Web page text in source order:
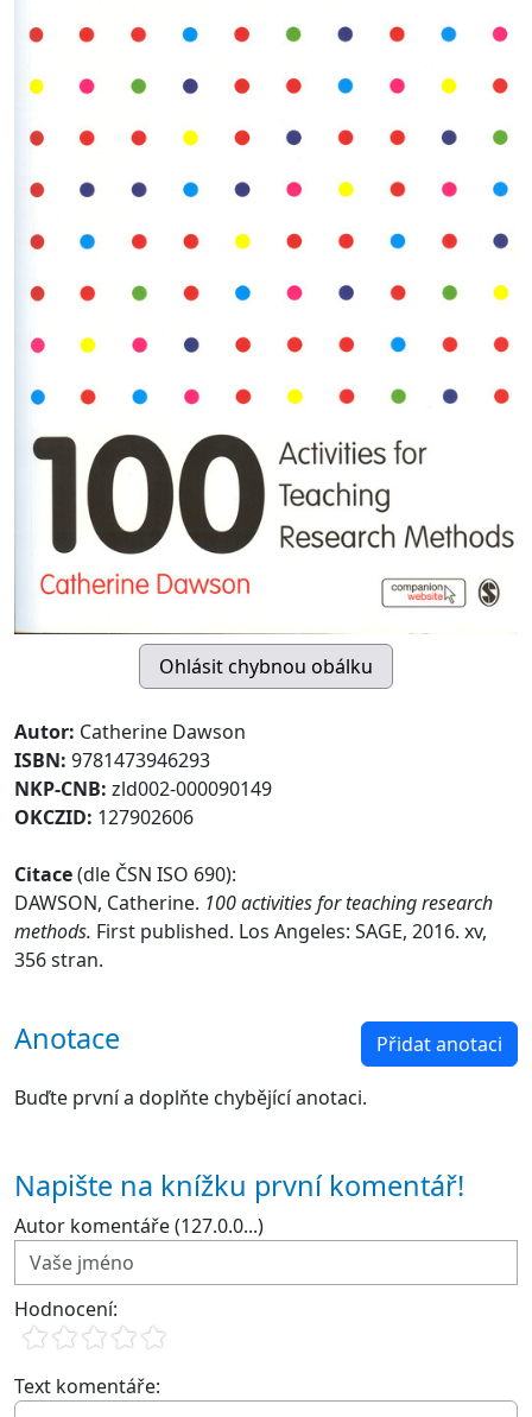
Autor: Catherine Dawson
ISBN: 9781473946293
NKP-CNB: zld002-000090149
OKCZID: 127902606
Citace(dle ČSN ISO 690):
DAWSON, Catherine. 100 activities for teaching research
methods. First published. Los Angeles: SAGE, 2016. xv,
356 stran.
Anotace Přidat anotaci
Buďte první a doplňte chybějící anotaci.
Napište na knížku první komentář!
Autor komentáře (127.0.0...)
Hodnocení:
Text komentáře: